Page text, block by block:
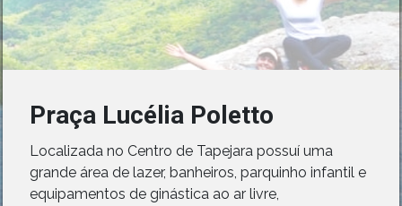
Praça Lucélia Poletto
Localizada no Centro de Tapejara possuí uma
grande área de lazer, banheiros, parquinho infantil e
equipamentos de ginástica ao ar livre,